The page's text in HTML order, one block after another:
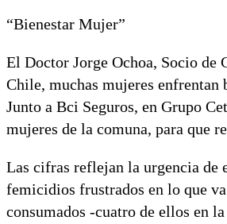
“Bienestar Mujer”
El Doctor Jorge Ochoa, Socio de
Chile, muchas mujeres enfrentan
Junto a Bci Seguros, en Grupo
mujeres de la comuna, para que
Las cifras reflejan la urgencia de
femicidios frustrados en lo que
consumados -cuatro de ellos en